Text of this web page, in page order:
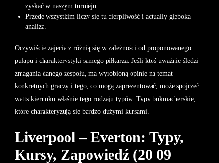
zyskać w naszym turnieju.
Przede wszystkim liczy się tu cierpliwość i actually głęboka
analiza.
Oczywiście zajecia z różnią się w zależności od proponowanego
pułapu i charakterystyki samego piłkarza. Jeśli ktoś uważnie śledzi
zmagania danego zespołu, ma wyrobioną opinię na temat
konkretnych graczy i tego, co mogą zaprezentować, może spojrzeć
watts kierunku właśnie tego rodzaju typów. Typy bukmacherskie,
które charakteryzują się bardzo dużymi kursami.
Liverpool – Everton: Typy,
Kursy, Zapowiedź (20 09